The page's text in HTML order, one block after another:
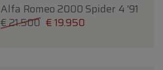
Alfa Romeo 2000 Spider 4 '91
€ 21.500 € 19.950